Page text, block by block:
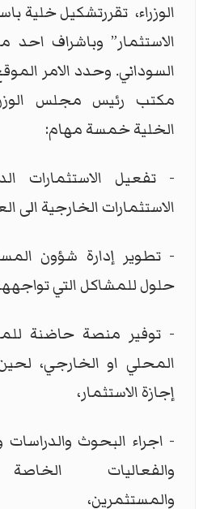
الوزراء، تقررتشكيل خلية
الاستثمار” وباشراف احد
السوداني. وحدد الامر
مكتب رئيس مجلس
الخلية خمسة مهام:
- تفعيل الاستثمارات
الاستثمارات الخارجية الى
- تطوير إدارة شؤون
حلول للمشاكل التي
- توفير منصة حاضنة
المحلي او الخارجي،
إجازة الاستثمار،
- اجراء البحوث والدراسات
والفعاليات الخاصة
والمستثمرين،